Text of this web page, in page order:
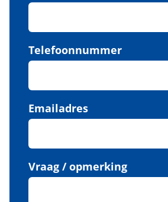
Telefoonnummer
Emailadres
Vraag / opmerking